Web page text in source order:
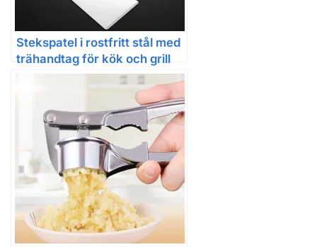
Stekspatel i rostfritt stål med
trähandtag för kök och grill